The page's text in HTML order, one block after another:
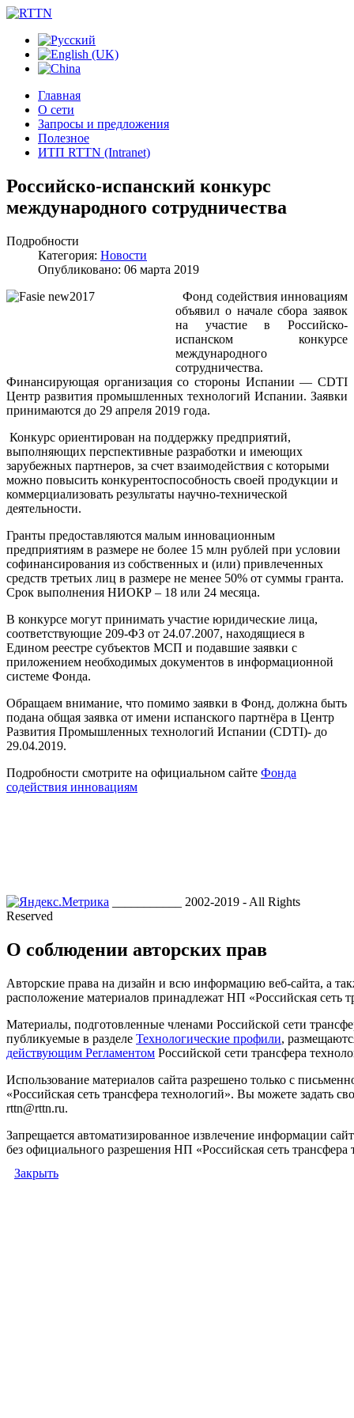
Главная
О сети
Запросы и предложения
Полезное
ИТП RTTN (Intranet)
Российско-испанский конкурс
международного сотрудничества
Подробности
Категория: Новости
Опубликовано: 06 марта 2019
Фонд содействия инновациям
объявил о начале сбора заявок
на участие в Российско-
испанском конкурсе
международного
сотрудничества.
Финансирующая организация со стороны Испании — CDTI
Центр развития промышленных технологий Испании. Заявки
принимаются до 29 апреля 2019 года.
Конкурс ориентирован на поддержку предприятий,
выполняющих перспективные разработки и имеющих
зарубежных партнеров, за счет взаимодействия с которыми
можно повысить конкурентоспособность своей продукции и
коммерциализовать результаты научно-технической
деятельности.
Гранты предоставляются малым инновационным
предприятиям в размере не более 15 млн рублей при условии
софинансирования из собственных и (или) привлеченных
средств третьих лиц в размере не менее 50% от суммы гранта.
Срок выполнения НИОКР – 18 или 24 месяца.
В конкурсе могут принимать участие юридические лица,
соответствующие 209-ФЗ от 24.07.2007, находящиеся в
Едином реестре субъектов МСП и подавшие заявки с
приложением необходимых документов в информационной
системе Фонда.
Обращаем внимание, что помимо заявки в Фонд, должна быть
подана общая заявка от имени испанского партнёра в Центр
Развития Промышленных технологий Испании (CDTI)- до
29.04.2019.
Подробности смотрите на официальном сайте Фонда
содействия инновациям
___________ 2002-2019 - All Rights
Reserved
О соблюдении авторских прав
Авторские права на дизайн и всю информацию веб-сайта, а
расположение материалов принадлежат НП «Российская сеть
Материалы, подготовленные членами Российской сети
публикуемые в разделе Технологические профили,
действующим Регламентом Российской сети трансфера
Использование материалов сайта разрешено только с
«Российская сеть трансфера технологий». Вы можете задать
rttn@rttn.ru.
Запрещается автоматизированное извлечение информации
без официального разрешения НП «Российская сеть трансфера
Закрыть